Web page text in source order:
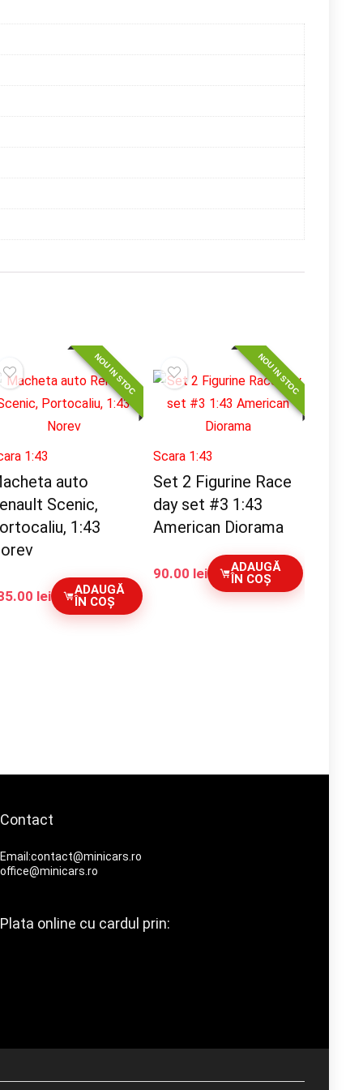
NOU IN STOC
1:43
auto
Scenic,
1:43
lei
ADAUGĂ
ÎN COȘ
NOU IN STOC
Scara 1:43
Set 2 Figurine Race
day set #3 1:43
American Diorama
90.00 lei
ADAUGĂ
ÎN COȘ
Contact
Email:contact@minicars.ro
office@minicars.ro
Plata online cu cardul prin: